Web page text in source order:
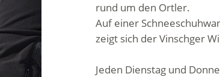
rund um den Ortler.
Auf einer
zeigt sich der Vinschger
Jeden Dienstag und